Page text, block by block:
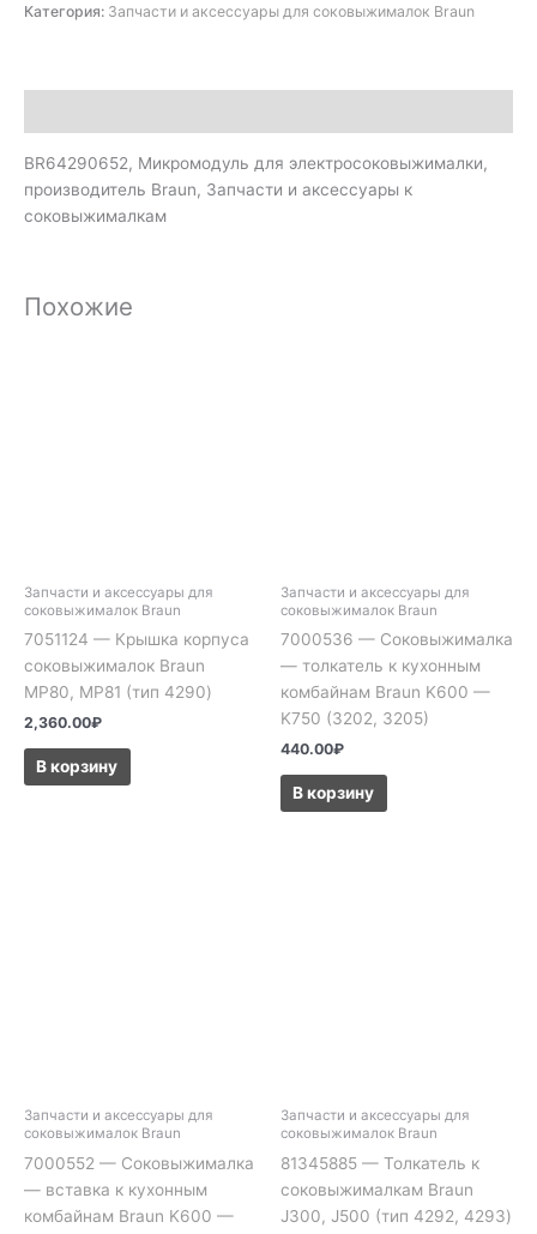
Категория: Запчасти и аксессуары для соковыжималок Braun
BR64290652, Микромодуль для электросоковыжималки,
производитель Braun, Запчасти и аксессуары к
соковыжималкам
Похожие
Запчасти и аксессуары для
соковыжималок Braun
7051124 — Крышка корпуса
соковыжималок Braun
MP80, MP81 (тип 4290)
2,360.00₽
В корзину
Запчасти и аксессуары для
соковыжималок Braun
7000536 — Соковыжималка
— толкатель к кухонным
комбайнам Braun K600 —
K750 (3202, 3205)
440.00₽
В корзину
Запчасти и аксессуары для
соковыжималок Braun
7000552 — Соковыжималка
— вставка к кухонным
комбайнам Braun K600 —
Запчасти и аксессуары для
соковыжималок Braun
81345885 — Толкатель к
соковыжималкам Braun
J300, J500 (тип 4292, 4293)